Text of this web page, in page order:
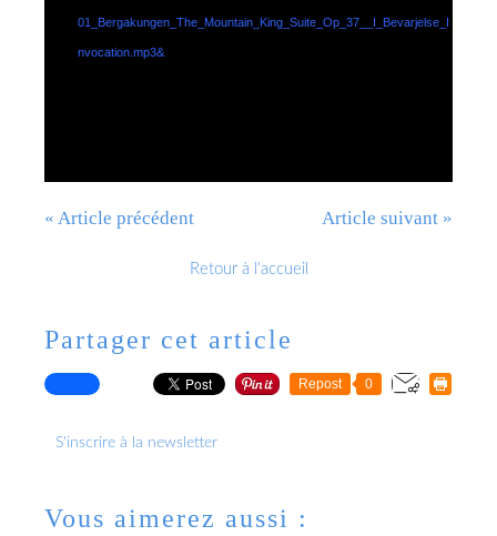
01_Bergakungen_The_Mountain_King_Suite_Op_37__I_Bevarjelse_I
nvocation.mp3&
« Article précédent Article suivant »
Retour à l'accueil
Partager cet article
Repost 0
S'inscrire à la newsletter
Vous aimerez aussi :